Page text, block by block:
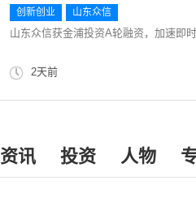
创新创业 山东众信
山东众信获金浦投资A轮融资，加速即
2天前
资讯 投资 人物